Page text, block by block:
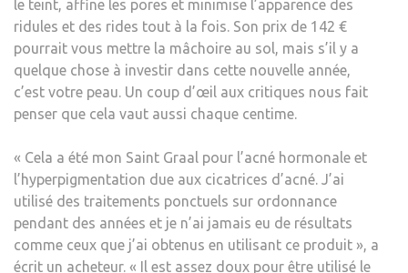
le teint, affine les pores et minimise l’apparence des
ridules et des rides tout à la fois. Son prix de 142 €
pourrait vous mettre la mâchoire au sol, mais s’il y a
quelque chose à investir dans cette nouvelle année,
c’est votre peau. Un coup d’œil aux critiques nous fait
penser que cela vaut aussi chaque centime.
« Cela a été mon Saint Graal pour l’acné hormonale et
l’hyperpigmentation due aux cicatrices d’acné. J’ai
utilisé des traitements ponctuels sur ordonnance
pendant des années et je n’ai jamais eu de résultats
comme ceux que j’ai obtenus en utilisant ce produit », a
écrit un acheteur. « Il est assez doux pour être utilisé le